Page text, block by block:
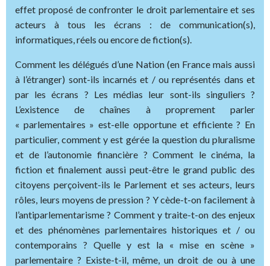
effet proposé de confronter le droit parlementaire et ses
acteurs à tous les écrans : de communication(s),
informatiques, réels ou encore de fiction(s).
Comment les délégués d’une Nation (en France mais aussi
à l’étranger) sont-ils incarnés et / ou représentés dans et
par les écrans ? Les médias leur sont-ils singuliers ?
L’existence de chaînes à proprement parler
« parlementaires » est-elle opportune et efficiente ? En
particulier, comment y est gérée la question du pluralisme
et de l’autonomie financière ? Comment le cinéma, la
fiction et finalement aussi peut-être le grand public des
citoyens perçoivent-ils le Parlement et ses acteurs, leurs
rôles, leurs moyens de pression ? Y cède-t-on facilement à
l’antiparlementarisme ? Comment y traite-t-on des enjeux
et des phénomènes parlementaires historiques et / ou
contemporains ? Quelle y est la « mise en scène »
parlementaire ? Existe-t-il, même, un droit de ou à une